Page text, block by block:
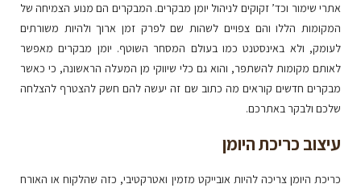
אתרי שימור וכד’ זקוקים לניהול יומן מבקרים. המבקרים הם מנוע הצמיחה של
המקומות הללו והם צפויים לשהות שם לפרק זמן ארוך ולהיות משורתים
לעומק, ולא באינסטנט כמו בעולם המסחר השוטף. יומן מבקרים מאפשר
לאותם מקומות להשתפר, והוא גם כלי שיווקי מן המעלה הראשונה, כי כאשר
מבקרים חדשים קוראים מה כתוב שם זה יעשה להם חשק להצטרף להצלחה
שלכם ולבקר באתרכם.
עיצוב כריכת היומן
כריכת היומן צריכה להיות אובייקט מזמין ואטרקטיבי, כזה שהלקוח או האורח